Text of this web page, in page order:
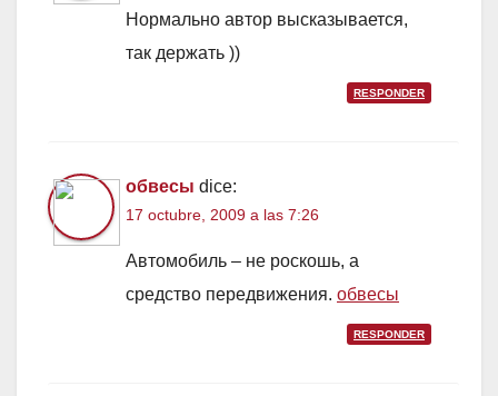
Нормально автор высказывается,
так держать ))
RESPONDER
обвесы dice:
17 octubre, 2009 a las 7:26
Автомобиль – не роскошь, а
средство передвижения. обвесы
RESPONDER